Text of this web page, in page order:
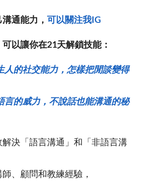
通能力， 可以關注我IG
以讓你在21天解鎖技能：
人的社交能力，怎樣把閒談變得
言的威力，不說話也能溝通的秘
決「語言溝通」和「非語言溝
、顧問和教練經驗，